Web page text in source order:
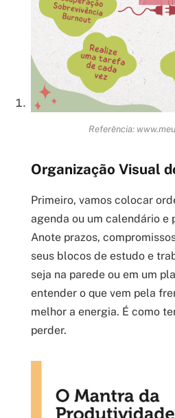
Referência:
Organização Visual
Primeiro, vamos colocar
agenda ou um calendário e
Anote prazos,
seus blocos de estudo e
seja na parede ou em um
entender o que vem pela
melhor a energia. É como
perder.